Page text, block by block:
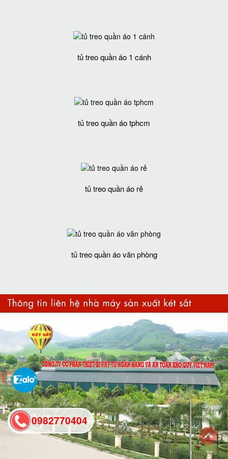
tủ treo quần áo 1 cánh
tủ treo quần áo tphcm
tủ treo quần áo rẻ
tủ treo quần áo văn phòng
0982770404
back